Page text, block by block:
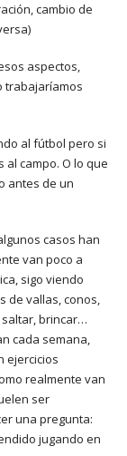
cambio de
aspectos,
trabajaríamos
al fútbol pero si
campo. O lo que
antes de un
casos han
van poco a
sigo viendo
de vallas, conos,
brincar…
cada semana,
ejercicios
realmente van
ser
una pregunta:
jugando en